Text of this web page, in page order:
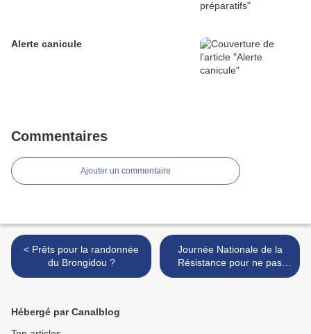
Alerte canicule
Commentaires
Ajouter un commentaire
< Prêts pour la randonnée
du Brongidou ?
Journée Nationale de la
Résistance pour ne pas
oublier >
Hébergé par Canalblog